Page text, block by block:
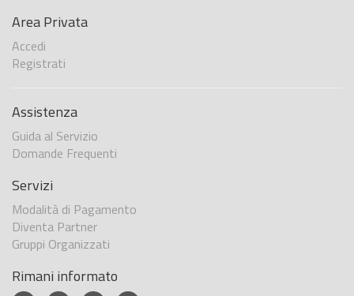
Area Privata
Accedi
Registrati
Assistenza
Guida al Servizio
Domande Frequenti
Servizi
Modalità di Pagamento
Diventa Partner
Gruppi Organizzati
Rimani informato